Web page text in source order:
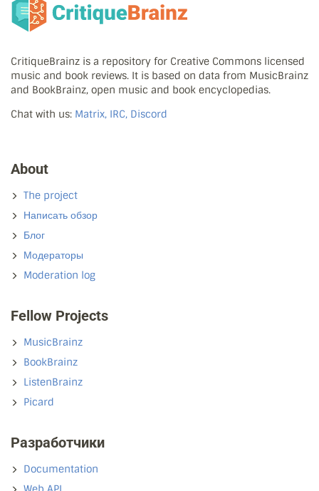
CritiqueBrainz is a repository for Creative Commons licensed
music and book reviews. It is based on data from MusicBrainz
and BookBrainz, open music and book encyclopedias.
Chat with us: Matrix, IRC, Discord
About
The project
Написать обзор
Блог
Модераторы
Moderation log
Fellow Projects
MusicBrainz
BookBrainz
ListenBrainz
Picard
Разработчики
Documentation